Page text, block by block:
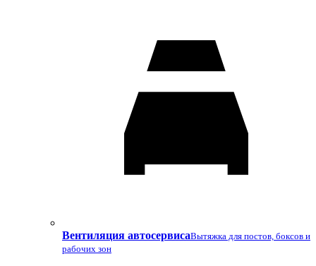
Вентиляция автосервисаВытяжка для постов, боксов и
рабочих зон